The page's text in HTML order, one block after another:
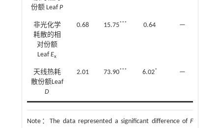
份额 LeafP
非光化学
耗散的相
对份额
LeafEx
0.68 15.75*** 0.64 —
天线热耗
散份额Leaf
D
2.01 73.90*** 6.02* —
Note：The data represented a significant difference ofF